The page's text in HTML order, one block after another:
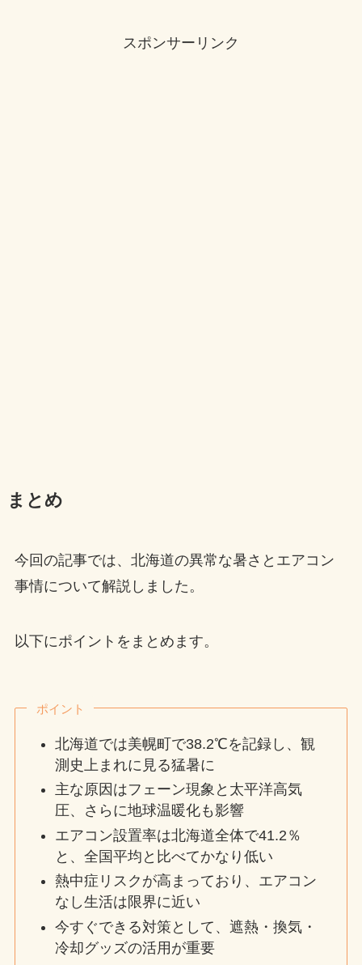
スポンサーリンク
まとめ
今回の記事では、北海道の異常な暑さとエアコン
事情について解説しました。
以下にポイントをまとめます。
ポイント
北海道では美幌町で38.2℃を記録し、観
測史上まれに見る猛暑に
主な原因はフェーン現象と太平洋高気
圧、さらに地球温暖化も影響
エアコン設置率は北海道全体で41.2％
と、全国平均と比べてかなり低い
熱中症リスクが高まっており、エアコン
なし生活は限界に近い
今すぐできる対策として、遮熱・換気・
冷却グッズの活用が重要